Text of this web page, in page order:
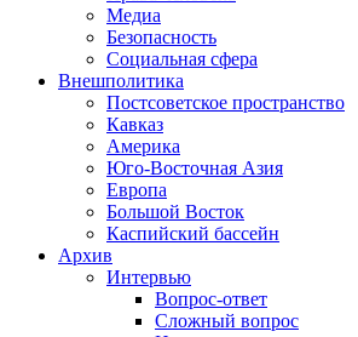
Медиа
Безопасность
Социальная сфера
Внешполитика
Постсоветское пространство
Кавказ
Америка
Юго-Восточная Азия
Европа
Большой Восток
Каспийский бассейн
Архив
Интервью
Вопрос-ответ
Сложный вопрос